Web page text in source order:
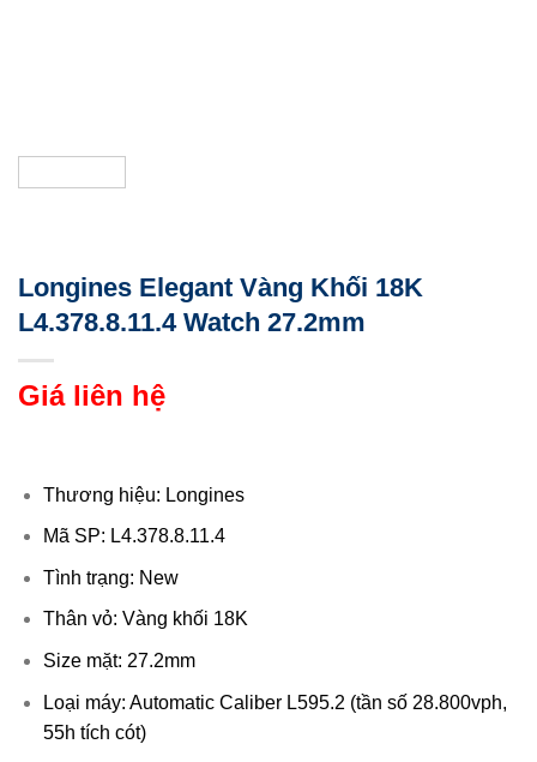
Longines Elegant Vàng Khối 18K
L4.378.8.11.4 Watch 27.2mm
Giá liên hệ
Thương hiệu: Longines
Mã SP: L4.378.8.11.4
Tình trạng: New
Thân vỏ: Vàng khối 18K
Size mặt: 27.2mm
Loại máy: Automatic Caliber L595.2 (tần số 28.800vph,
55h tích cót)